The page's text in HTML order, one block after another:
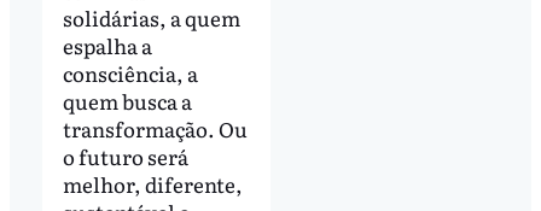
solidárias, a quem
espalha a
consciência, a
quem busca a
transformação. Ou
o futuro será
melhor, diferente,